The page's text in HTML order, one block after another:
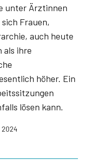
unter Ärztinnen
Frauen,
auch heute
als ihre
höher. Ein
lösen kann.
2024